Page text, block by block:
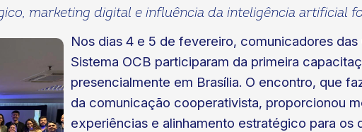
marketing digital e influência da inteligência artificial
Nos dias 4 e 5 de fevereiro, comunicadores
Sistema OCB participaram da primeira
presencialmente em Brasília. O encontro, que
da comunicação cooperativista, proporcionou
experiências e alinhamento estratégico para os